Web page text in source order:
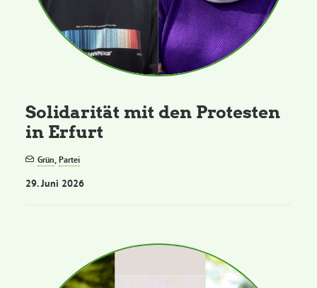
Solidarität mit den Protesten
in Erfurt
Grün,Partei
29. Juni 2026